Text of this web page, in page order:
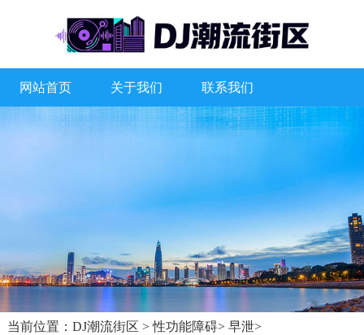
网站首页 关于我们 联系我们
当前位置： DJ潮流街区 >性功能障碍> 早泄>